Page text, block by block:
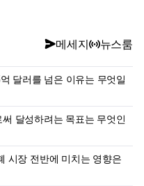
메세지 뉴스룸
달러를 넘은 이유는 무엇일
달성하려는 목표는 무엇인
시장 전반에 미치는 영향은